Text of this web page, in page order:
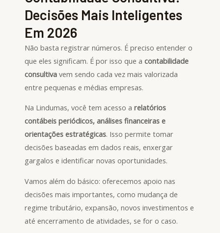
Decisões Mais Inteligentes
Em 2026
Não basta registrar números. É preciso entender o
que eles significam. É por isso que a contabilidade
consultiva vem sendo cada vez mais valorizada
entre pequenas e médias empresas.
Na Lindumas, você tem acesso a relatórios
contábeis periódicos, análises financeiras e
orientações estratégicas. Isso permite tomar
decisões baseadas em dados reais, enxergar
gargalos e identificar novas oportunidades.
Vamos além do básico: oferecemos apoio nas
decisões mais importantes, como mudança de
regime tributário, expansão, novos investimentos e
até encerramento de atividades, se for o caso.